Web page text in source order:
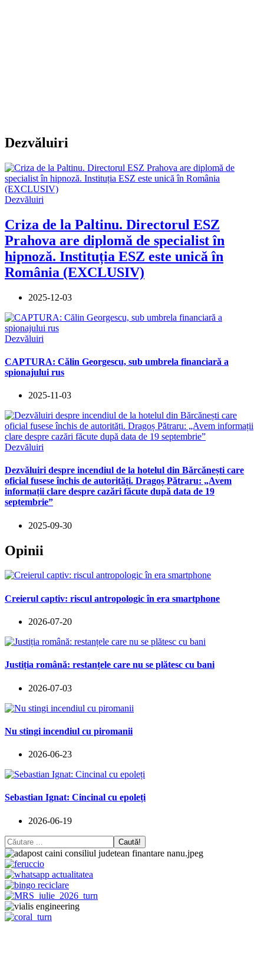
Dezvăluiri
Dezvăluiri
Criza de la Paltinu. Directorul ESZ
Prahova are diplomă de specialist în
hipnoză. Instituția ESZ este unică în
România (EXCLUSIV)
2025-12-03
Dezvăluiri
CAPTURA: Călin Georgescu, sub umbrela financiară a
spionajului rus
2025-11-03
Dezvăluiri
Dezvăluiri despre incendiul de la hotelul din Bărcănești care
oficial fusese închis de autorități. Dragoș Pătraru: „Avem
informații clare despre cazări făcute după data de 19
septembrie”
2025-09-30
Opinii
Creierul captiv: riscul antropologic în era smartphone
2026-07-20
Justiția română: restanțele care nu se plătesc cu bani
2026-07-03
Nu stingi incendiul cu piromanii
2026-06-23
Sebastian Ignat: Cincinal cu epoleți
2026-06-19
Caută!